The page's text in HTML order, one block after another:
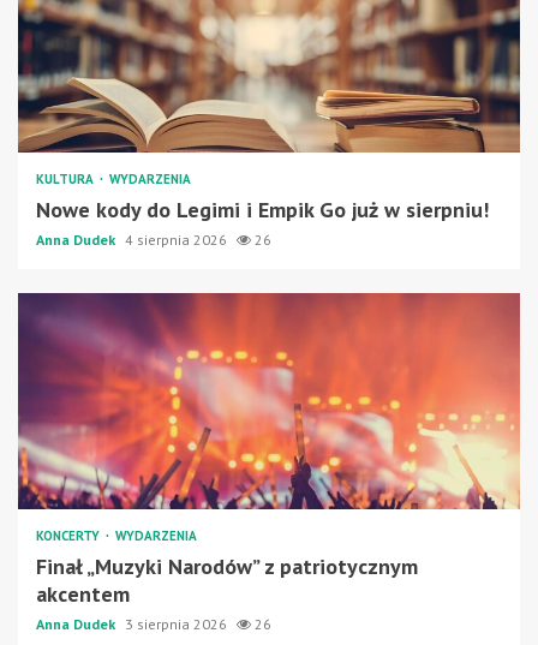
KULTURA WYDARZENIA
Nowe kody do Legimi i Empik Go już w sierpniu!
Anna Dudek 4 sierpnia 2026 26
KONCERTY WYDARZENIA
Finał „Muzyki Narodów” z patriotycznym
akcentem
Anna Dudek 3 sierpnia 2026 26